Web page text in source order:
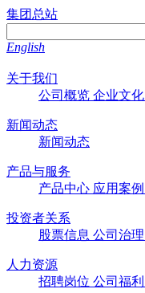
集团总站
English
关于我们
公司概览 企业文化
新闻动态
新闻动态
产品与服务
产品中心 应用案例
投资者关系
股票信息 公司治理
人力资源
招聘岗位 公司福利